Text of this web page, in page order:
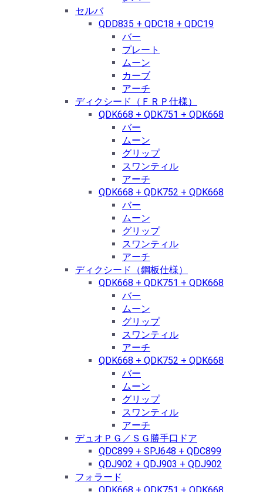
セルバ
QDD835 + QDC18 + QDC19
バー
プレート
ムーン
カーブ
アーチ
ディクシード（ＦＲＰ仕様）
QDK668 + QDK751 + QDK668
バー
ムーン
グリップ
スワンティル
アーチ
QDK668 + QDK752 + QDK668
バー
ムーン
グリップ
スワンティル
アーチ
ディクシード（鋼板仕様）
QDK668 + QDK751 + QDK668
バー
ムーン
グリップ
スワンティル
アーチ
QDK668 + QDK752 + QDK668
バー
ムーン
グリップ
スワンティル
アーチ
デュオＰＧ／ＳＧ勝手口ドア
QDC899 + SPJ648 + QDC899
QDJ902 + QDJ903 + QDJ902
フォラード